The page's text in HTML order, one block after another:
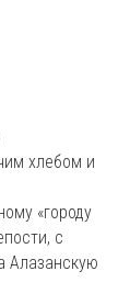
хлебом и
«городу
с
Алазанскую